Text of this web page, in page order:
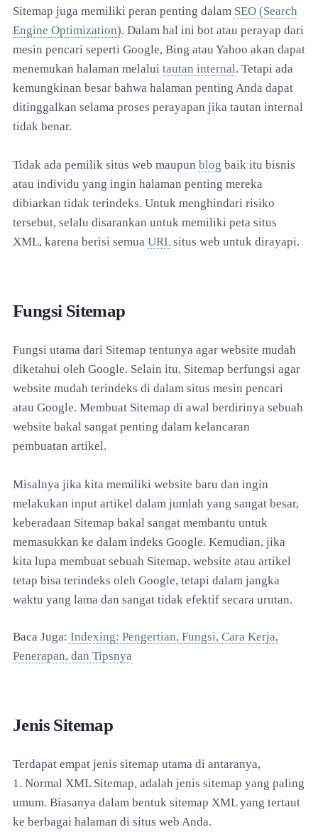
Sitemap juga memiliki peran penting dalam SEO (Search
Engine Optimization). Dalam hal ini bot atau perayap dari
mesin pencari seperti Google, Bing atau Yahoo akan dapat
menemukan halaman melalui tautan internal. Tetapi ada
kemungkinan besar bahwa halaman penting Anda dapat
ditinggalkan selama proses perayapan jika tautan internal
tidak benar.
Tidak ada pemilik situs web maupun blog baik itu bisnis
atau individu yang ingin halaman penting mereka
dibiarkan tidak terindeks. Untuk menghindari risiko
tersebut, selalu disarankan untuk memiliki peta situs
XML, karena berisi semua URLsitus web untuk dirayapi.
Fungsi Sitemap
Fungsi utama dari Sitemap tentunya agar website mudah
diketahui oleh Google. Selain itu, Sitemap berfungsi agar
website mudah terindeks di dalam situs mesin pencari
atau Google. Membuat Sitemap di awal berdirinya sebuah
website bakal sangat penting dalam kelancaran
pembuatan artikel.
Misalnya jika kita memiliki website baru dan ingin
melakukan input artikel dalam jumlah yang sangat besar,
keberadaan Sitemap bakal sangat membantu untuk
memasukkan ke dalam indeks Google. Kemudian, jika
kita lupa membuat sebuah Sitemap, website atau artikel
tetap bisa terindeks oleh Google, tetapi dalam jangka
waktu yang lama dan sangat tidak efektif secara urutan.
Baca Juga: Indexing: Pengertian, Fungsi, Cara Kerja,
Penerapan, dan Tipsnya
Jenis Sitemap
Terdapat empat jenis sitemap utama di antaranya,
1. Normal XML Sitemap, adalah jenis sitemap yang paling
umum. Biasanya dalam bentuk sitemap XML yang tertaut
ke berbagai halaman di situs web Anda.